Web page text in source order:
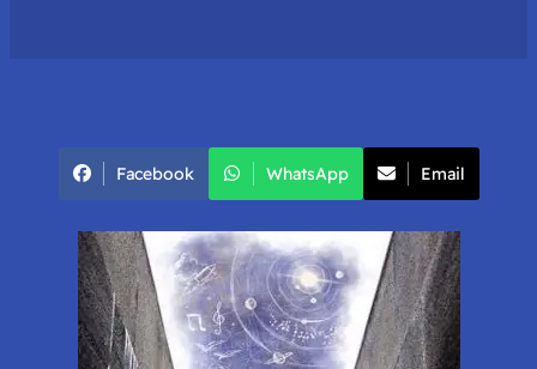
Facebook WhatsApp Email